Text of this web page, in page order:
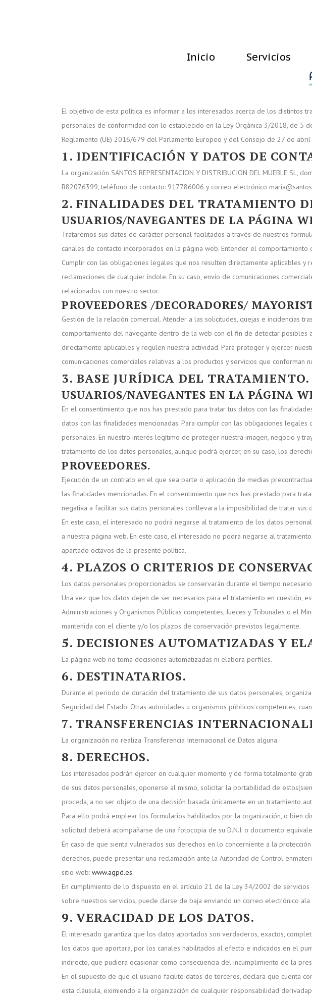
Inicio Servicios
El objetivo de esta política es informar a los interesados acerca de los distintos
personales de conformidad con lo establecido en la Ley Orgánica 3/2018, de 5
Reglamento (UE) 2016/679 del Parlamento Europeo y del Consejo de 27 de
1. IDENTIFICACIÓN Y DATOS DE
La organización SANTOS REPRESENTACION Y DISTRIBUCION DEL MUEBLE SL,
B82076399, teléfono de contacto: 917786006 y correo electrónico
2. FINALIDADES DEL TRATAMIENTO
USUARIOS/NAVEGANTES DE LA PÁGINA
Trataremos sus datos de carácter personal facilitados a través de nuestros
canales de contacto incorporados en la página web. Entender el
Cumplir con las obligaciones legales que nos resulten directamente aplicables
reclamaciones de cualquier índole. En su caso, envío de comunicaciones
relacionados con nuestro sector.
PROVEEDORES /DECORADORES/
Gestión de la relación comercial. Atender a las solicitudes, quejas e incidencias
comportamiento del navegante dentro de la web con el fin de detectar posibles
directamente aplicables y regulen nuestra actividad. Para proteger y ejercer
comunicaciones comerciales relativas a los productos y servicios que
3. BASE JURÍDICA DEL TRATAMIENTO.
USUARIOS/NAVEGANTES EN LA PÁGINA
En el consentimiento que nos has prestado para tratar tus datos con las
datos con las finalidades mencionadas. Para cumplir con las obligaciones
personales. En nuestro interés legítimo de proteger nuestra imagen, negocio y
tratamiento de los datos personales, aunque podrá ejercer, en su caso, los
PROVEEDORES.
Ejecución de un contrato en el que sea parte o aplicación de medias
las finalidades mencionadas. En el consentimiento que nos has prestado para
negativa a facilitar sus datos personales conllevara la imposibilidad de tratar
En este caso, el interesado no podrá negarse al tratamiento de los datos
a nuestra página web. En este caso, el interesado no podrá negarse al
apartado octavos de la presente política.
4. PLAZOS O CRITERIOS DE
Los datos personales proporcionados se conservarán durante el tiempo
Una vez que los datos dejen de ser necesarios para el tratamiento en cuestión,
Administraciones y Organismos Públicas competentes, Jueces y Tribunales o el
mantenida con el cliente y/o los plazos de conservación previstos legalmente.
5. DECISIONES AUTOMATIZADAS Y
La página web no toma decisiones automatizadas ni elabora perfiles.
6. DESTINATARIOS.
Durante el periodo de duración del tratamiento de sus datos personales,
Seguridad del Estado. Otras autoridades u organismos públicos competentes,
7. TRANSFERENCIAS
La organización no realiza Transferencia Internacional de Datos alguna.
8. DERECHOS.
Los interesados podrán ejercer en cualquier momento y de forma totalmente
de sus datos personales, oponerse al mismo, solicitar la portabilidad de
proceda, a no ser objeto de una decisión basada únicamente en un tratamiento
Para ello podrá emplear los formularios habilitados por la organización, o bien
solicitud deberá acompañarse de una fotocopia de su D.N.I. o documento
En caso de que sienta vulnerados sus derechos en lo concerniente a la
derechos, puede presentar una reclamación ante la Autoridad de Control
sitio web: www.agpd.es.
En cumplimiento de lo dispuesto en el artículo 21 de la Ley 34/2002 de
sobre nuestros servicios, puede darse de baja enviando un correo electrónico ala
9. VERACIDAD DE LOS DATOS.
El interesado garantiza que los datos aportados son verdaderos, exactos,
los datos que aportara, por los canales habilitados al efecto e indicados en el
indirecto, que pudiera ocasionar como consecuencia del incumplimiento de la
En el supuesto de que el usuario facilite datos de terceros, declara que cuenta
esta cláusula, eximiendo a la organización de cualquier responsabilidad